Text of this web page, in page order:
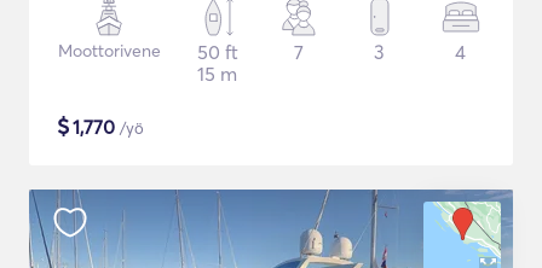
Moottorivene
50 ft
15 m
7 3 4
$1,770 /yö